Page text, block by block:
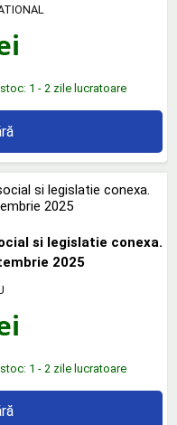
1 - 2 zile lucratoare
si legislatie conexa.
2025
1 - 2 zile lucratoare